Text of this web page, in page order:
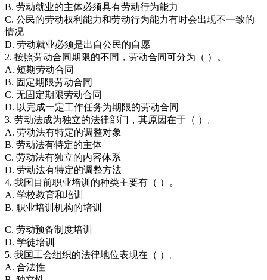
B. 劳动就业的主体必须具有劳动行为能力
C. 公民的劳动权利能力和劳动行为能力有时会出现不一致的
情况
D. 劳动就业必须是出自公民的自愿
2. 按照劳动合同期限的不同，劳动合同可分为（ ）。
A. 短期劳动合同
B. 固定期限劳动合同
C. 无固定期限劳动合同
D. 以完成一定工作任务为期限的劳动合同
3. 劳动法成为独立的法律部门，其原因在于（ ）。
A. 劳动法有特定的调整对象
B. 劳动法有特定的主体
C. 劳动法有独立的内容体系
D. 劳动法有特定的调整方法
4. 我国目前职业培训的种类主要有（ ）。
A. 学校教育和培训
B. 职业培训机构的培训
C. 劳动预备制度培训
D. 学徒培训
5. 我国工会组织的法律地位表现在（ ）。
A. 合法性